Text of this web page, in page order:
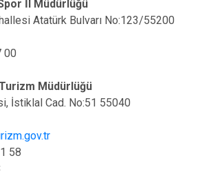
İl Müdürlüğü
Atatürk Bulvarı No:123/55200
00
Müdürlüğü
İstiklal Cad. No:51 55040
58